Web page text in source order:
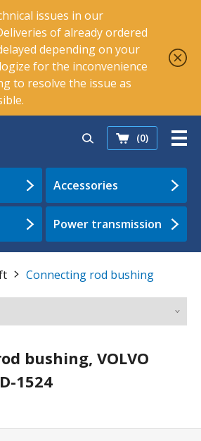
issues in our
of already ordered
depending on your
for the inconvenience
to resolve the issue as
(0)
Accessories
Power transmission
Connecting rod bushing
bushing, VOLVO
1524